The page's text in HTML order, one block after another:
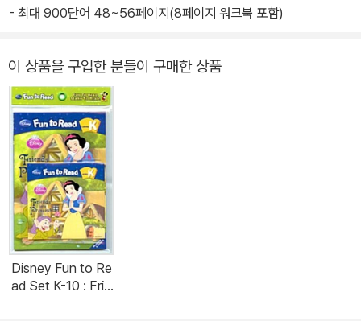
- 최대 900단어 48~56페이지(8페이지 워크북 포함)
이 상품을 구입한 분들이 구매한 상품
Disney Fun to Re
ad Set K-10 : Frie